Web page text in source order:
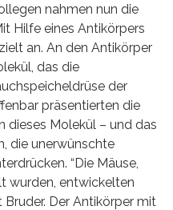
nahmen nun die
Hilfe eines Antikörpers
an. An den Antikörper
das die
der
präsentierten die
dieses Molekül – und das
die unerwünschte
“Die Mäuse,
wurden, entwickelten
Bruder. Der Antikörper mit